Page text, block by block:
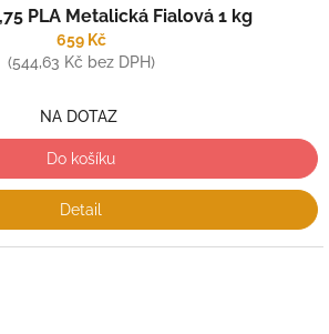
PLA Metalická Fialová 1 kg
659 Kč
(544,63 Kč bez DPH)
NA DOTAZ
Do košíku
Detail